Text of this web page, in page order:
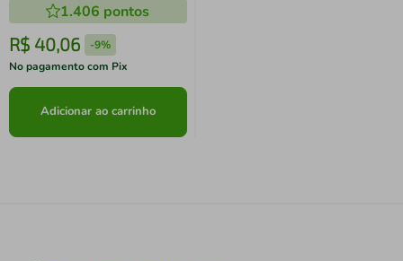
1.406 pontos
R$ 40,06 -9%
No pagamento com Pix
Adicionar ao carrinho